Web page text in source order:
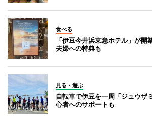
食べる
「伊豆今井浜東急ホテル」が
夫婦への特典も
見る・遊ぶ
自転車で伊豆を一周「ジュウザ
心者へのサポートも